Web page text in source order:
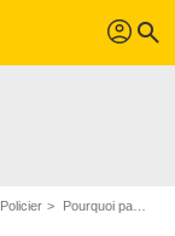
profil search
Pourquoi pas Evans ?